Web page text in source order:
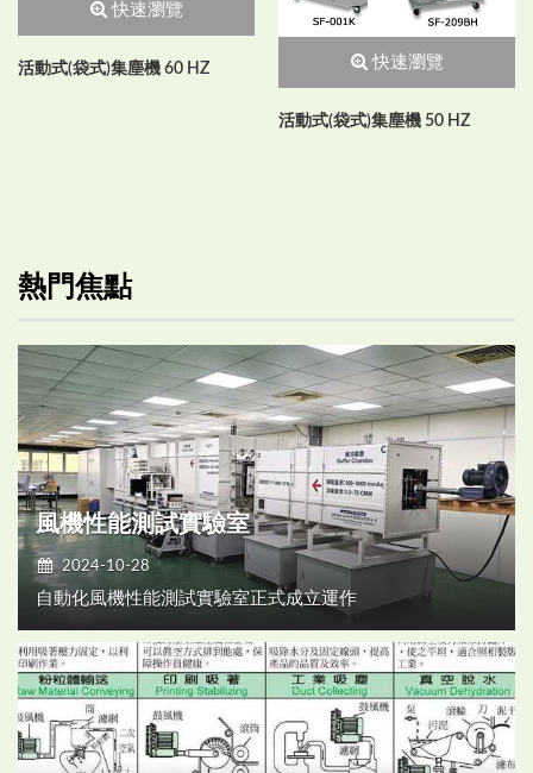
快速瀏覽
活動式(袋式)集塵機 60 HZ 快速瀏覽
活動式(袋式)集塵機 50 HZ
熱門焦點
風機性能測試實驗室
2024-10-28
自動化風機性能測試實驗室正式成立運作